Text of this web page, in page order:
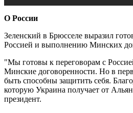
О России
Зеленский в Брюсселе выразил
Россией и выполнению Минских
"Мы готовы к переговорам с
Минские договоренности. Но в
быть способны защитить себя.
которую Украина получает от
президент.